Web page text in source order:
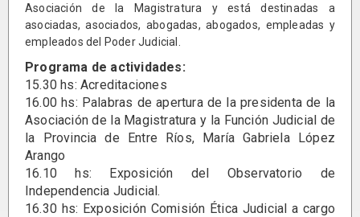
Asociación de la Magistratura y está destinadas a
asociadas, asociados, abogadas, abogados, empleadas y
empleados del Poder Judicial.
Programa de actividades:
15.30 hs: Acreditaciones
16.00 hs: Palabras de apertura de la presidenta de la
Asociación de la Magistratura y la Función Judicial de
la Provincia de Entre Ríos, María Gabriela López
Arango
16.10 hs: Exposición del Observatorio de
Independencia Judicial.
16.30 hs: Exposición Comisión Ética Judicial a cargo